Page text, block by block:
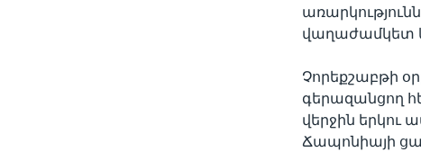
վաղաժամկետ
Չորեքշաբթի
գերազանցող
վերջին երկու
Ճապոնիայի